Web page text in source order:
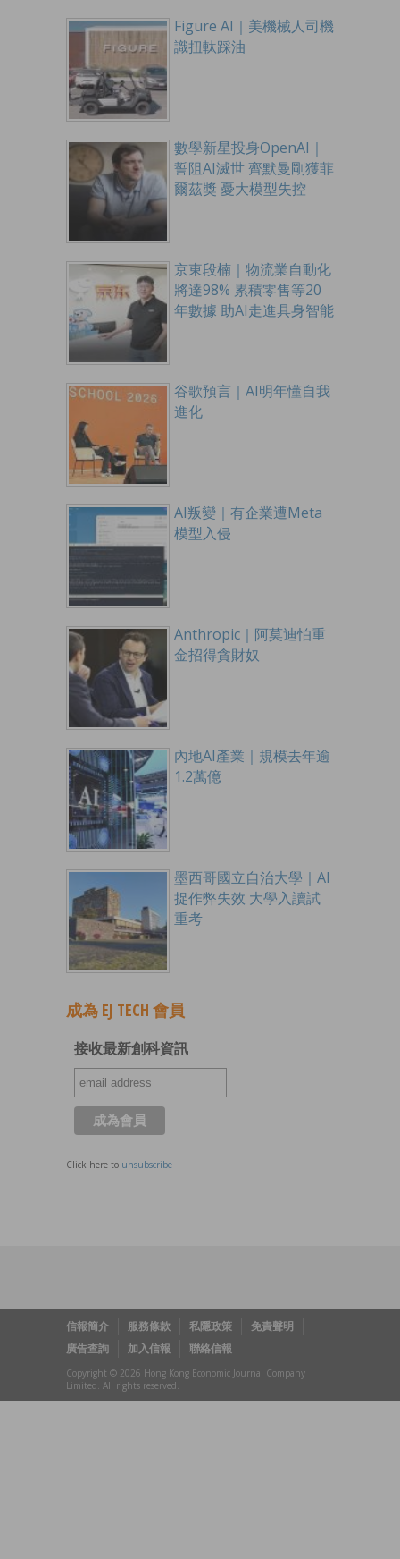
Figure AI｜美機械人司機
識扭軚踩油
數學新星投身OpenAI｜
誓阻AI滅世 齊默曼剛獲菲
爾茲獎 憂大模型失控
京東段楠｜物流業自動化
將達98% 累積零售等20
年數據 助AI走進具身智能
谷歌預言｜AI明年懂自我
進化
AI叛變｜有企業遭Meta
模型入侵
Anthropic｜阿莫迪怕重
金招得貪財奴
內地AI產業｜規模去年逾
1.2萬億
墨西哥國立自治大學｜AI
捉作弊失效 大學入讀試
重考
成為 EJ TECH 會員
接收最新創科資訊
Click here to unsubscribe
信報簡介 服務條款 私隱政策
免責聲明
廣告查詢
加入信報 聯絡信報
Copyright © 2026 Hong Kong Economic Journal Company
Limited. All rights reserved.